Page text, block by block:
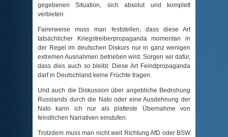
gegebenen Situation, sich absolut und komplett
verbieten.
Fairerweise muss man feststellen, dass diese Art
tatsächlicher Kriegstreiberpropaganda momentan in
der Regel im deutschen Diskurs nur in ganz wenigen
extremen Ausnahmen betrieben wird. Sorgen wir dafür,
dass dies auch so bleibt. Diese Art Feindpropaganda
darf in Deutschland keine Früchte tragen.
Und auch die Diskussion über angebliche Bedrohung
Russlands durch die Nato oder eine Ausdehnung der
Nato kann ich nur als platteste Übernahme von
feindlichen Narrativen einstufen.
Trotzdem muss man nicht weit Richtung AfD oder BSW